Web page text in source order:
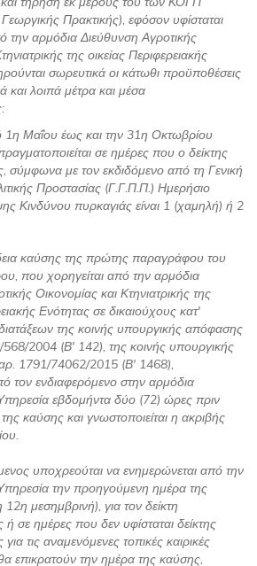
Πρακτικής), εφόσον υφίσταται
την αρμόδια Διεύθυνση Αγροτικής
της οικείας Περιφερειακής
σωρευτικά οι κάτωθι προϋποθέσεις
και λοιπά μέτρα και μέσα
Μαΐου έως και την 31η Οκτωβρίου
σε ημέρες που ο δείκτης
σύμφωνα με τον εκδιδόμενο από τη Γενική
Προστασίας (Γ.Γ.Π.Π.) Ημερήσιο
Κινδύνου πυρκαγιάς είναι 1 (χαμηλή) ή 2
καύσης της πρώτης παραγράφου του
που χορηγείται από την αρμόδια
Οικονομίας και Κτηνιατρικής της
Ενότητας σε δικαιούχους κατ'
της κοινής υπουργικής απόφασης
2004 (Β' 142), της κοινής υπουργικής
1791/74062/2015 (Β' 1468),
τον ενδιαφερόμενο στην αρμόδια
εβδομήντα δύο (72) ώρες πριν
καύσης και γνωστοποιείται η ακριβής
υποχρεούται να ενημερώνεται από την
την προηγούμενη ημέρα της
μεσημβρινή), για τον δείκτη
ή σε ημέρες που δεν υφίσταται δείκτης
για τις αναμενόμενες τοπικές καιρικές
επικρατούν την ημέρα της καύσης,